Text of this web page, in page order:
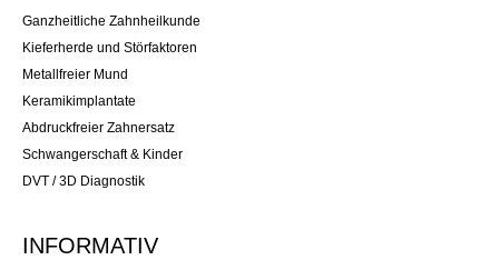
Ganzheitliche Zahnheilkunde
Kieferherde und Störfaktoren
Metallfreier Mund
Keramikimplantate
Abdruckfreier Zahnersatz
Schwangerschaft & Kinder
DVT / 3D Diagnostik
INFORMATIV